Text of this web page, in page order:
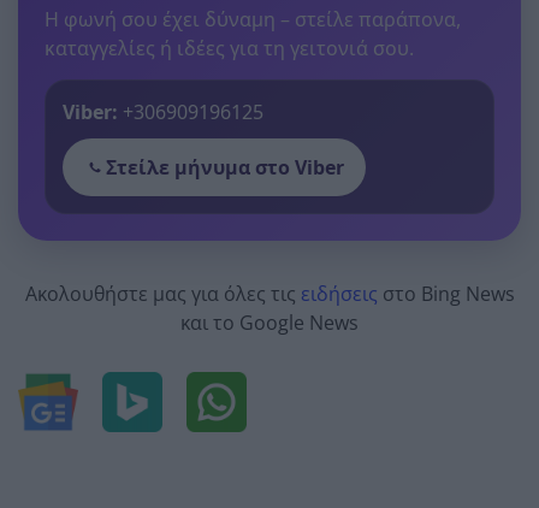
Η φωνή σου έχει δύναμη – στείλε παράπονα,
καταγγελίες ή ιδέες για τη γειτονιά σου.
Viber: +306909196125
Στείλε μήνυμα στο Viber
Ακολουθήστε μας για όλες τις ειδήσεις στο Bing News
και το Google News